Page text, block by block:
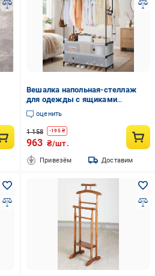
Вешалка напольная-стеллаж
для одежды с ящиками
хранения металлическая
128х83х48х28 см (opt-106037)
оценить
1 158 -195₴
963 ₴/шт.
Привезём Доставим